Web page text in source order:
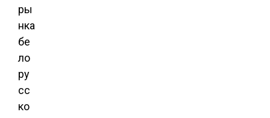
ры
нка
бе
ло
ру
сс
ко